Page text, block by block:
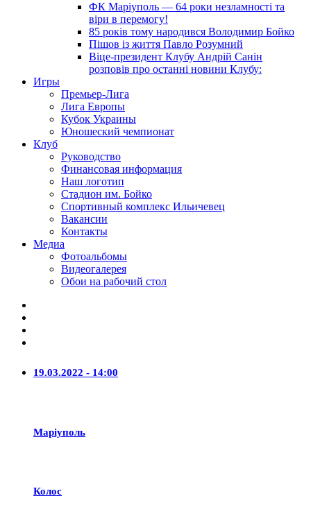
ФК Маріуполь — 64 роки незламності та
віри в перемогу!
85 років тому народився Володимир Бойко
Пішов із життя Павло Розумний
Віце-президент Клубу Андрій Санін
розповів про останні новини Клубу:
Игры
Премьер-Лига
Лига Европы
Кубок Украины
Юношеский чемпионат
Клуб
Руководство
Финансовая информация
Наш логотип
Стадион им. Бойко
Спортивный комплекс Ильичевец
Вакансии
Контакты
Медиа
Фотоальбомы
Видеогалерея
Обои на рабочий стол
19.03.2022 - 14:00
Маріуполь
Колос